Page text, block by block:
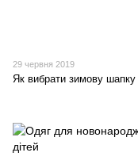
29 червня 2019
Як вибрати зимову шапку